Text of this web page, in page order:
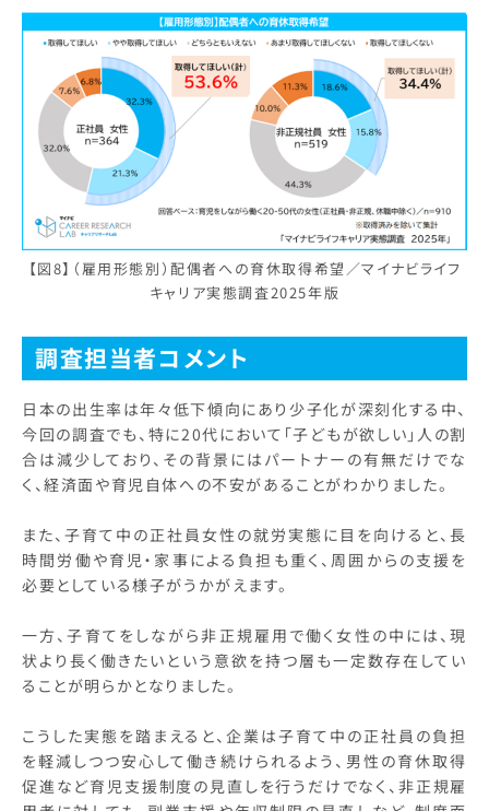
【図8】（雇用形態別）配偶者への育休取得希望／マイナビライフ
キャリア実態調査2025年版
調査担当者コメント
日本の出生率は年々低下傾向にあり少子化が深刻化する中、
今回の調査でも、特に20代において「子どもが欲しい」人の割
合は減少しており、その背景にはパートナーの有無だけでな
く、経済面や育児自体への不安があることがわかりました。
また、子育て中の正社員女性の就労実態に目を向けると、長
時間労働や育児・家事による負担も重く、周囲からの支援を
必要としている様子がうかがえます。
一方、子育てをしながら非正規雇用で働く女性の中には、現
状より長く働きたいという意欲を持つ層も一定数存在してい
ることが明らかとなりました。
こうした実態を踏まえると、企業は子育て中の正社員の負担
を軽減しつつ安心して働き続けられるよう、男性の育休取得
促進など育児支援制度の見直しを行うだけでなく、非正規雇